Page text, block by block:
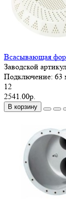
Всасывающая
Заводской
Подключение: 63
12
2541.00р.
В корзину